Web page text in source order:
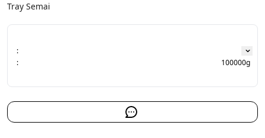
Tray Semai
:
:
100000g